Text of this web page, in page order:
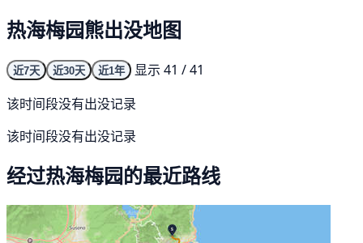
热海梅园熊出没地图
近7天 近30天 近1年
显示 41 / 41
该时间段没有出没记录
该时间段没有出没记录
经过热海梅园的最近路线